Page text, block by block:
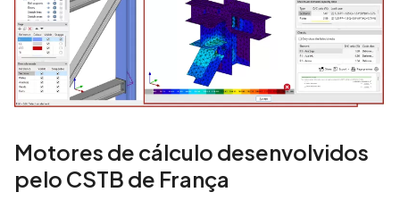
Motores de cálculo desenvolvidos
pelo CSTB de França